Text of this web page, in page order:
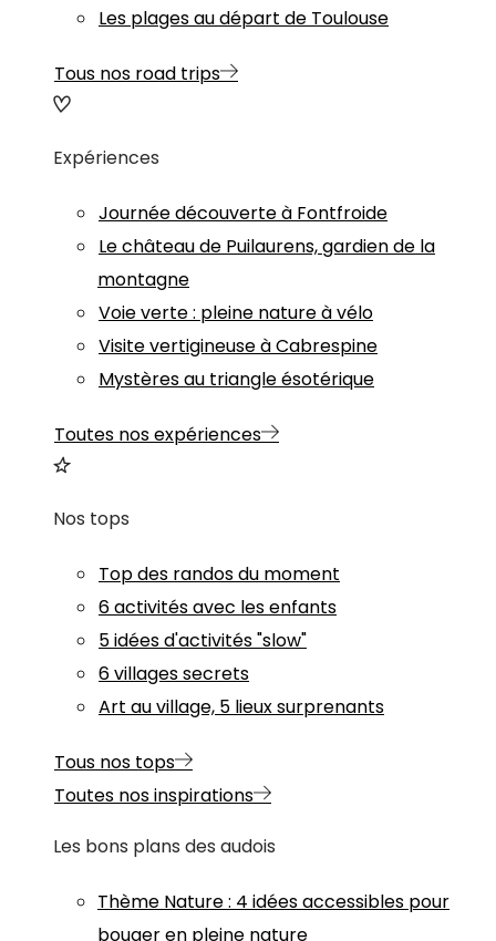
Les plages au départ de Toulouse
Tous nos road trips
Expériences
Journée découverte à Fontfroide
Le château de Puilaurens, gardien de la
montagne
Voie verte : pleine nature à vélo
Visite vertigineuse à Cabrespine
Mystères au triangle ésotérique
Toutes nos expériences
Nos tops
Top des randos du moment
6 activités avec les enfants
5 idées d'activités "slow"
6 villages secrets
Art au village, 5 lieux surprenants
Tous nos tops
Toutes nos inspirations
Les bons plans des audois
Thème Nature: 4 idées accessibles pour
bouger en pleine nature